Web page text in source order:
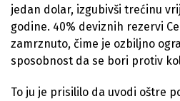
jedan dolar, izgubivši trećinu
godine. 40% deviznih rezervi
zamrznuto, čime je ozbiljno
sposobnost da se bori protiv
To ju je prisililo da uvodi oštre